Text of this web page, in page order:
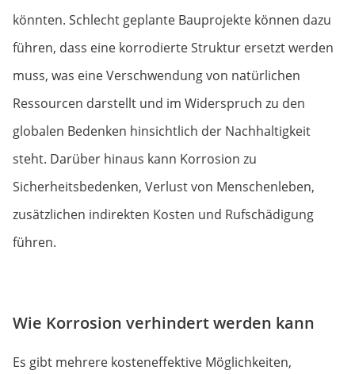
könnten. Schlecht geplante Bauprojekte können dazu
führen, dass eine korrodierte Struktur ersetzt werden
muss, was eine Verschwendung von natürlichen
Ressourcen darstellt und im Widerspruch zu den
globalen Bedenken hinsichtlich der Nachhaltigkeit
steht. Darüber hinaus kann Korrosion zu
Sicherheitsbedenken, Verlust von Menschenleben,
zusätzlichen indirekten Kosten und Rufschädigung
führen.
Wie Korrosion verhindert werden kann
Es gibt mehrere kosteneffektive Möglichkeiten,